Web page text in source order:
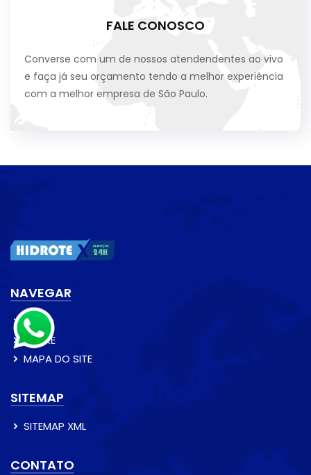
FALE CONOSCO
Converse com um de nossos atendendentes ao vivo
e faça já seu orçamento tendo a melhor experiência
com a melhor empresa de São Paulo.
NAVEGAR
INÍCIO
SOBRE
MAPA DO SITE
SITEMAP
SITEMAP XML
CONTATO